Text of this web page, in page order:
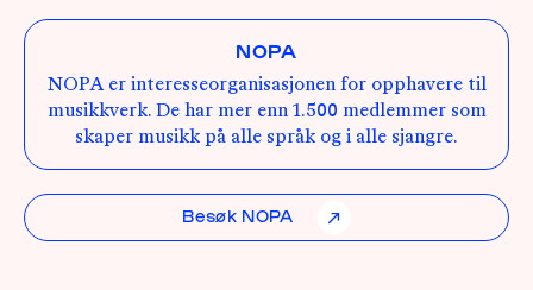
NOPA
NOPA er interesseorganisasjonen for opphavere til
musikkverk. De har mer enn 1.500 medlemmer som
skaper musikk på alle språk og i alle sjangre.
Besøk NOPA ↗